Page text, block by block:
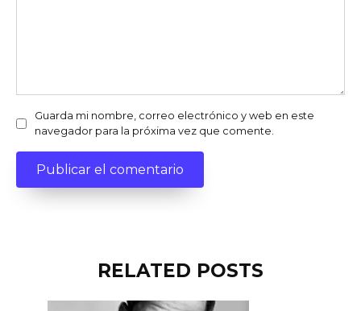
Guarda mi nombre, correo electrónico y web en este
navegador para la próxima vez que comente.
RELATED POSTS